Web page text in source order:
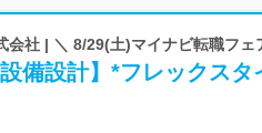
会社 | ＼ 8/29(土)マイナビ転職フェ
備設計】*フレックスタ